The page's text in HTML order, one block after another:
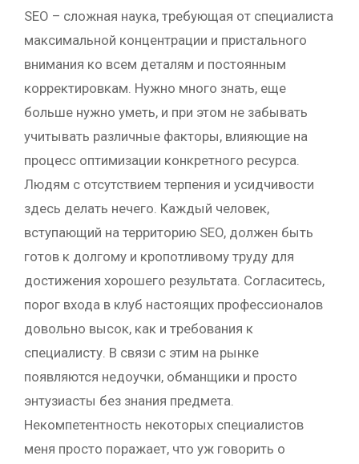
SEO – сложная наука, требующая от специалиста
максимальной концентрации и пристального
внимания ко всем деталям и постоянным
корректировкам. Нужно много знать, еще
больше нужно уметь, и при этом не забывать
учитывать различные факторы, влияющие на
процесс оптимизации конкретного ресурса.
Людям с отсутствием терпения и усидчивости
здесь делать нечего. Каждый человек,
вступающий на территорию SEO, должен быть
готов к долгому и кропотливому труду для
достижения хорошего результата. Согласитесь,
порог входа в клуб настоящих профессионалов
довольно высок, как и требования к
специалисту. В связи с этим на рынке
появляются недоучки, обманщики и просто
энтузиасты без знания предмета.
Некомпетентность некоторых специалистов
меня просто поражает, что уж говорить о